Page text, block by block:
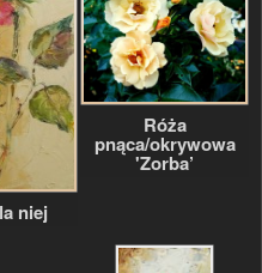
niej
Róża
pnąca/okrywowa
'Zorba’